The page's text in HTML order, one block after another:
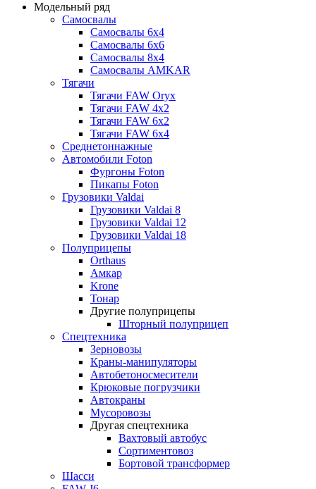
Модельный ряд
Самосвалы
Самосвалы 6х4
Самосвалы 6х6
Самосвалы 8х4
Самосвалы AMKAR
Тягачи
Тягачи FAW Oryx
Тягачи FAW 4х2
Тягачи FAW 6х2
Тягачи FAW 6х4
Среднетоннажные
Автомобили Foton
Фургоны Foton
Пикапы Foton
Грузовики Valdai
Грузовики Valdai 8
Грузовики Valdai 12
Грузовики Valdai 18
Полуприцепы
Orthaus
Амкар
Krone
Тонар
Другие полуприцепы
Шторный полуприцеп
Спецтехника
Зерновозы
Краны-манипуляторы
Автобетоносмесители
Крюковые погрузчики
Автокраны
Мусоровозы
Другая спецтехника
Вахтовый автобус
Сортиментовоз
Бортовой трансформер
Шасси